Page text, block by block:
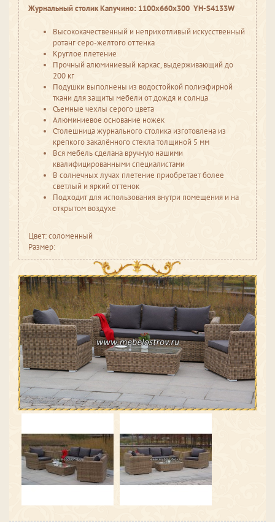
Журнальный столик Капучино: 1100х660х300 YH-S4133W
Высококачественный и неприхотливый искусственный
ротанг серо-желтого оттенка
Круглое плетение
Прочный алюминиевый каркас, выдерживающий до
200 кг
Подушки выполнены из водостойкой полиэфирной
ткани для защиты мебели от дождя и солнца
Съемные чехлы серого цвета
Алюминиевое основание ножек
Столешница журнального столика изготовлена из
крепкого закалённого стекла толщиной 5 мм
Вся мебель сделана вручную нашими
квалифицированными специалистами
В солнечных лучах плетение приобретает более
светлый и яркий оттенок
Подходит для использования внутри помещения и на
открытом воздухе
Цвет: соломенный
Размер: